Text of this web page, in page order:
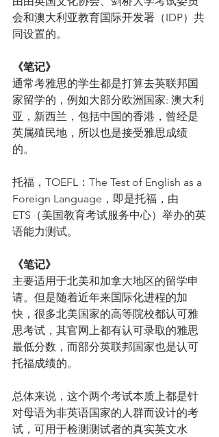
会和澳大利亚教育国际开发署（IDP）共
同设置的。
《笔记》
通常考雅思的学生都是打算去英联邦国
家留学的，例如大部分欧洲国家: 澳大利
亚，新西兰，包括中国的香港，曾经是
英属殖民地，所以也是接受雅思成绩
的。
托福，TOEFL：The Test of English as a
Foreign Language，即是托福，由
ETS（美国教育考试服务中心）举办的英
语能力测试。
《笔记》
主要适用于北美和加拿大地区的留学申
请。但是随着近年来国际化进程的加
快，很多北美国家的高等院校都认可雅
思考试，其官网上都有认可录取的雅思
最低分数，而部分英联邦国家也是认可
托福成绩的。
总体来说，这个两个考试本质上都是针
对母语为非英语国家的人群而设计的考
试，可用于检测测试者的真实英文水